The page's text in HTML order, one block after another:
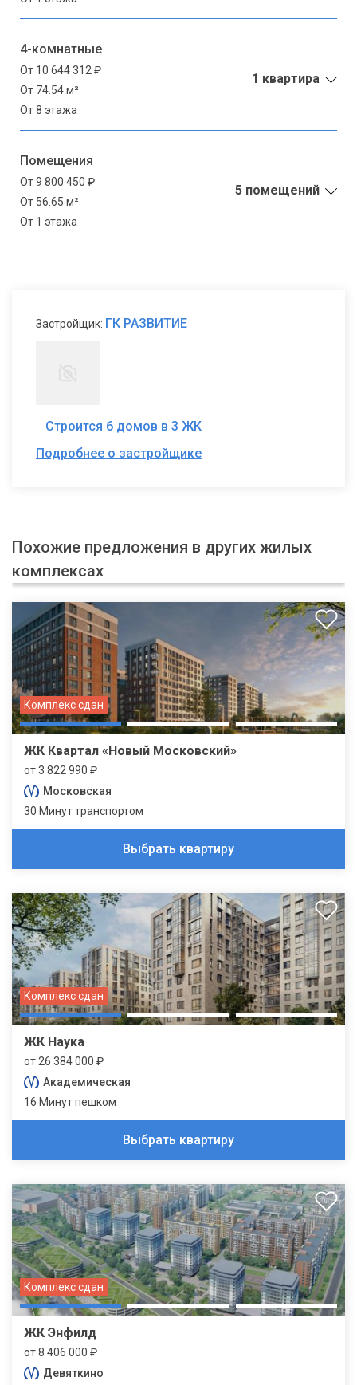
4-комнатные
От 10 644 312 ₽
От 74.54 м²
От 8 этажа
1 квартира
Помещения
От 9 800 450 ₽
От 56.65 м²
От 1 этажа
5 помещений
Застройщик: ГК РАЗВИТИЕ
Строится 6 домов в 3 ЖК
Подробнее о застройщике
Похожие предложения в других жилых
комплексах
Комплекс сдан
ЖК Квартал «Новый Московский»
от 3 822 990 ₽
Московская
30 Минут транспортом
Выбрать квартиру
Комплекс сдан
ЖК Наука
от 26 384 000 ₽
Академическая
16 Минут пешком
Выбрать квартиру
Комплекс сдан
ЖК Энфилд
от 8 406 000 ₽
Девяткино